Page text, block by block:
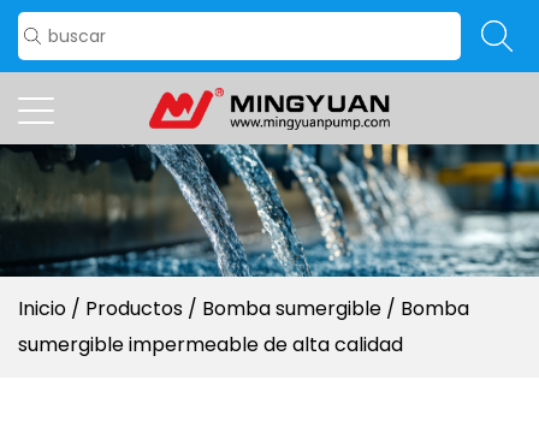
Inicio / Productos / Bomba sumergible / Bomba
sumergible impermeable de alta calidad